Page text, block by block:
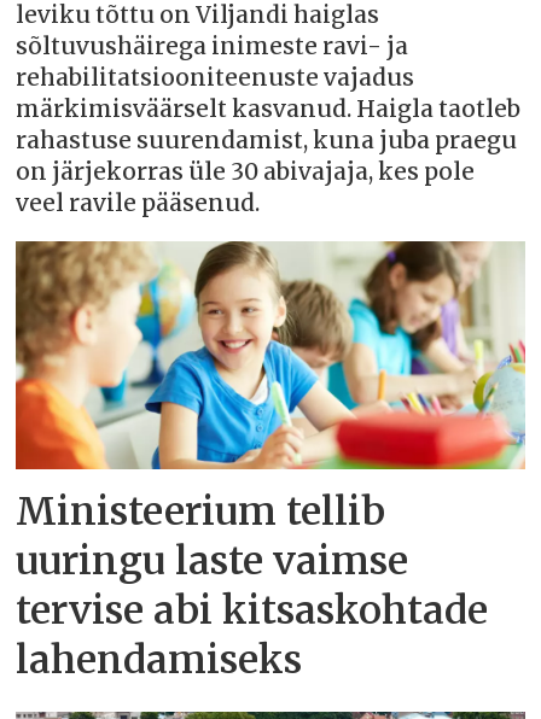
leviku tõttu on Viljandi haiglas
sõltuvushäirega inimeste ravi- ja
rehabilitatsiooniteenuste vajadus
märkimisväärselt kasvanud. Haigla taotleb
rahastuse suurendamist, kuna juba praegu
on järjekorras üle 30 abivajaja, kes pole
veel ravile pääsenud.
Ministeerium tellib
uuringu laste vaimse
tervise abi kitsaskohtade
lahendamiseks